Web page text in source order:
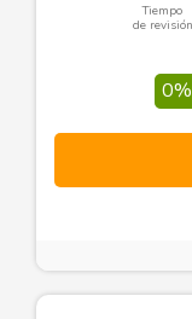
Tiempo
de revisión
0%